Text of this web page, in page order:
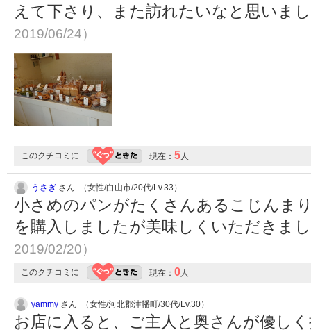
えて下さり、また訪れたいなと思いま
2019/06/24）
このクチコミに 現在： 5人
うさぎ さん （女性/白山市/20代/Lv.33）
小さめのパンがたくさんあるこじんま
を購入しましたが美味しくいただきま
2019/02/20）
このクチコミに 現在： 0人
yammy さん （女性/河北郡津幡町/30代/Lv.30）
お店に入ると、ご主人と奥さんが優し